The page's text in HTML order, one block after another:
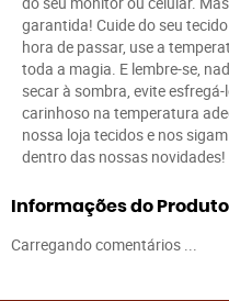
garantida! Cuide do seu
hora de passar, use a
toda a magia. E lembre-se,
secar à sombra, evite
carinhoso na temperatura
nossa loja tecidos e nos
dentro das nossas novidades!
Informações do Produto
Carregando comentários ...